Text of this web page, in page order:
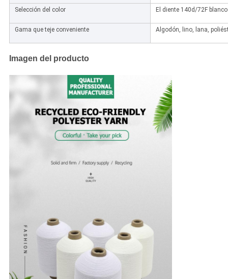
Selección del color El diente 140d/72F
Gama que teje conveniente Algodón, lino, lana,
Imagen del producto